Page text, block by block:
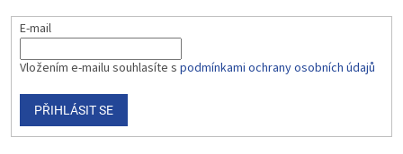
E-mail
Vložením e-mailu souhlasíte s podmínkami ochrany osobních údajů
PŘIHLÁSIT SE